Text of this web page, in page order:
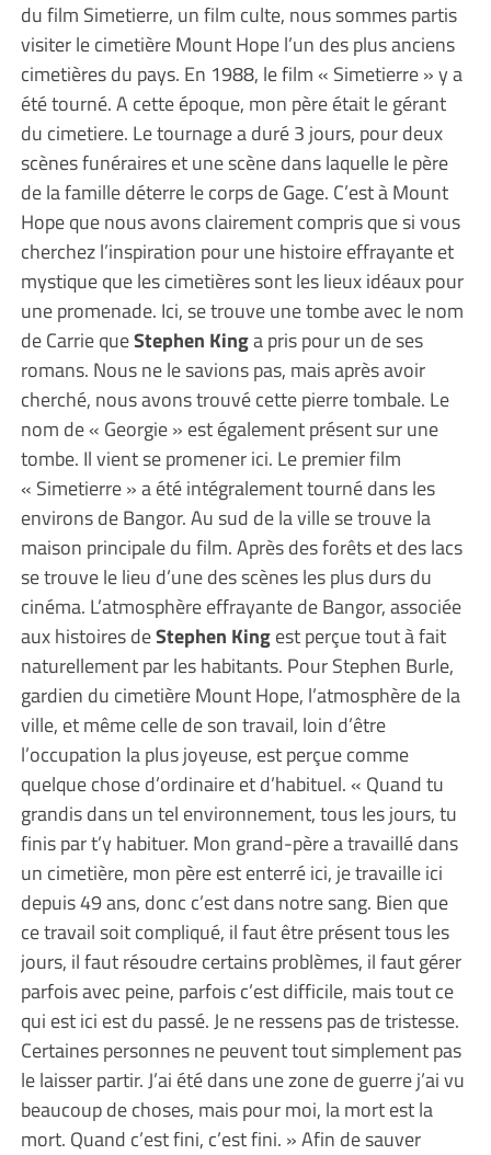
du film Simetierre, un film culte, nous sommes partis
visiter le cimetière Mount Hope l’un des plus anciens
cimetières du pays. En 1988, le film « Simetierre » y a
été tourné. A cette époque, mon père était le gérant
du cimetiere. Le tournage a duré 3 jours, pour deux
scènes funéraires et une scène dans laquelle le père
de la famille déterre le corps de Gage. C’est à Mount
Hope que nous avons clairement compris que si vous
cherchez l’inspiration pour une histoire effrayante et
mystique que les cimetières sont les lieux idéaux pour
une promenade. Ici, se trouve une tombe avec le nom
de Carrie queStephen Kinga pris pour un de ses
romans. Nous ne le savions pas, mais après avoir
cherché, nous avons trouvé cette pierre tombale. Le
nom de « Georgie » est également présent sur une
tombe. Il vient se promener ici. Le premier film
« Simetierre » a été intégralement tourné dans les
environs de Bangor. Au sud de la ville se trouve la
maison principale du film. Après des forêts et des lacs
se trouve le lieu d’une des scènes les plus durs du
cinéma. L’atmosphère effrayante de Bangor, associée
aux histoires deStephen Kingest perçue tout à fait
naturellement par les habitants. Pour Stephen Burle,
gardien du cimetière Mount Hope, l’atmosphère de la
ville, et même celle de son travail, loin d’être
l’occupation la plus joyeuse, est perçue comme
quelque chose d’ordinaire et d’habituel. « Quand tu
grandis dans un tel environnement, tous les jours, tu
finis par t’y habituer. Mon grand-père a travaillé dans
un cimetière, mon père est enterré ici, je travaille ici
depuis 49 ans, donc c’est dans notre sang. Bien que
ce travail soit compliqué, il faut être présent tous les
jours, il faut résoudre certains problèmes, il faut gérer
parfois avec peine, parfois c’est difficile, mais tout ce
qui est ici est du passé. Je ne ressens pas de tristesse.
Certaines personnes ne peuvent tout simplement pas
le laisser partir. J’ai été dans une zone de guerre j’ai vu
beaucoup de choses, mais pour moi, la mort est la
mort. Quand c’est fini, c’est fini. » Afin de sauver